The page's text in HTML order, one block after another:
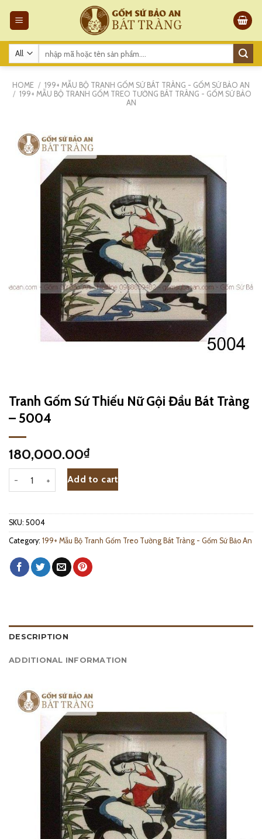
Search
HOME / 199+ MẪU BỘ TRANH GỐM SỨ BÁT TRÀNG - GỐM SỨ BẢO AN
/ 199+ MẪU BỘ TRANH GỐM TREO TƯỜNG BÁT TRÀNG - GỐM SỨ BẢO
AN
Tranh Gốm Sứ Thiếu Nữ Gội Đầu Bát Tràng
– 5004
180,000.00₫
Tranh Gốm Sứ Thiếu Nữ Gội Đầu Bát Tràng - 5004 quantity
Add to cart
SKU: 5004
Category: 199+ Mẫu Bộ Tranh Gốm Treo Tường Bát Tràng - Gốm Sứ Bảo An
DESCRIPTION
ADDITIONAL INFORMATION